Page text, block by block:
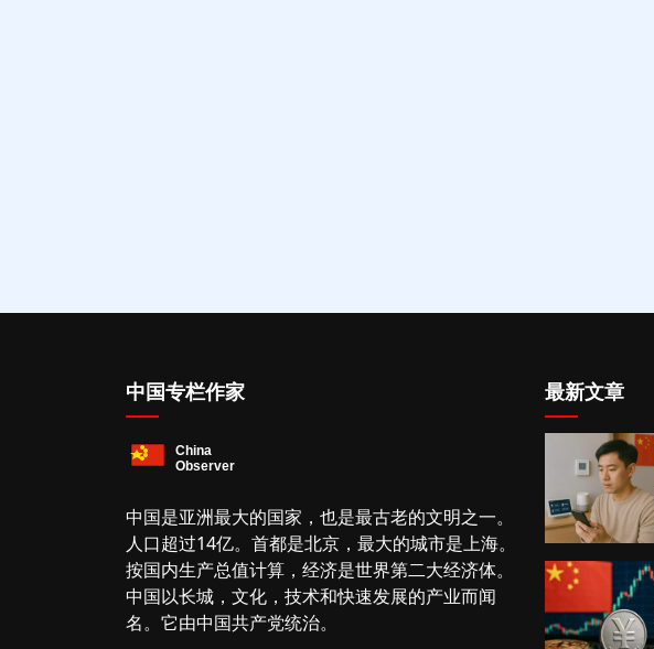
中国专栏作家
中国是亚洲最大的国家，也是最古老的文明之一。
人口超过14亿。首都是北京，最大的城市是上海。
按国内生产总值计算，经济是世界第二大经济体。
中国以长城，文化，技术和快速发展的产业而闻
名。它由中国共产党统治。
最新文章